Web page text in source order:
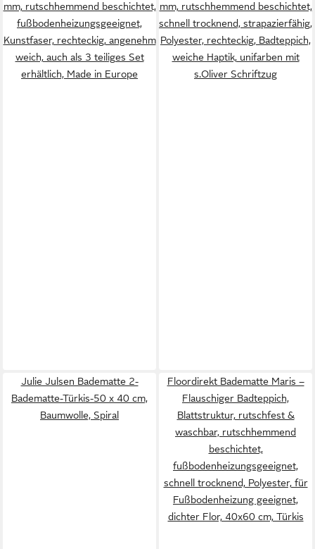
mm, rutschhemmend beschichtet,
fußbodenheizungsgeeignet,
Kunstfaser, rechteckig, angenehm
weich, auch als 3 teiliges Set
erhältlich, Made in Europe
mm, rutschhemmend beschichtet,
schnell trocknend, strapazierfähig,
Polyester, rechteckig, Badteppich,
weiche Haptik, unifarben mit
s.Oliver Schriftzug
Julie Julsen Badematte 2-
Badematte-Türkis-50 x 40 cm,
Baumwolle, Spiral
Floordirekt Badematte Maris –
Flauschiger Badteppich,
Blattstruktur, rutschfest &
waschbar, rutschhemmend
beschichtet,
fußbodenheizungsgeeignet,
schnell trocknend, Polyester, für
Fußbodenheizung geeignet,
dichter Flor, 40x60 cm, Türkis